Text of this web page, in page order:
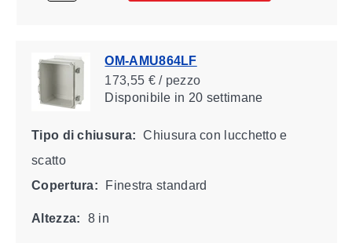
OM-AMU864LF
173,55 € / pezzo
Disponibile in 20 settimane
Tipo di chiusura: Chiusura con lucchetto e
scatto
Copertura:
Finestra standard
Altezza: 8 in